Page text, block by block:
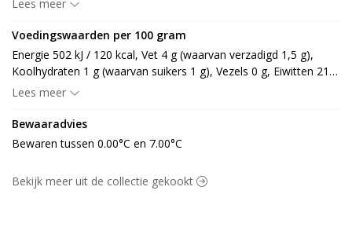
Lees meer
Voedingswaarden per 100 gram
Energie 502 kJ / 120 kcal, Vet 4 g (waarvan verzadigd 1,5 g),
Koolhydraten 1 g (waarvan suikers 1 g), Vezels 0 g, Eiwitten 21
g, Zout 2,2 g.
Lees meer
Bewaaradvies
Bewaren tussen 0.00°C en 7.00°C
Bekijk meer uit de collectie gekookt